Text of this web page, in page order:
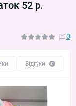
52 р.
0
Відгуки 0